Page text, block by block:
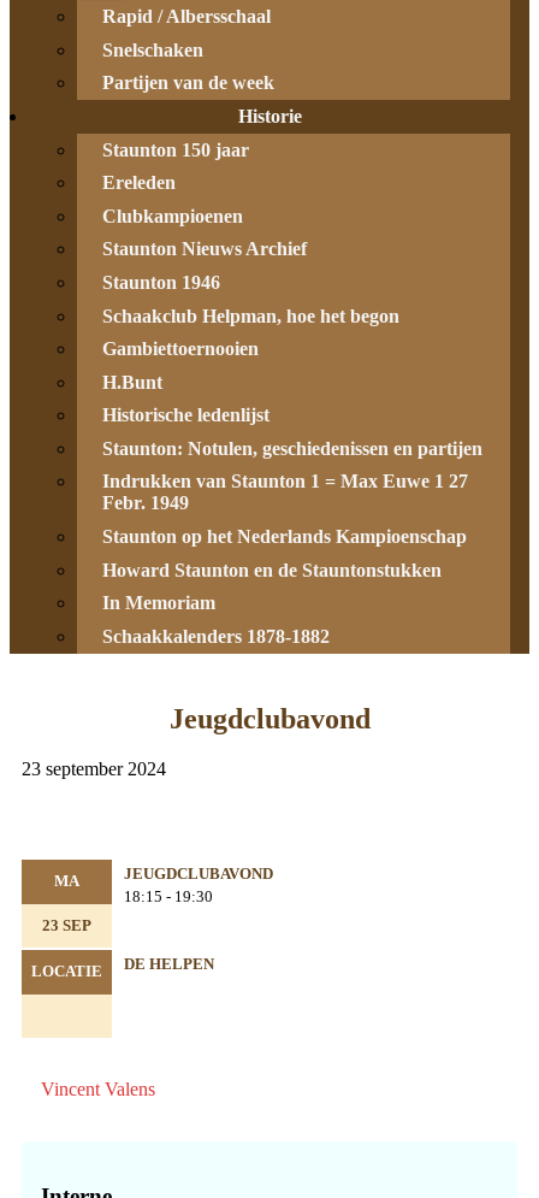
Rapid / Albersschaal
Snelschaken
Partijen van de week
Historie
Staunton 150 jaar
Ereleden
Clubkampioenen
Staunton Nieuws Archief
Staunton 1946
Schaakclub Helpman, hoe het begon
Gambiettoernooien
H.Bunt
Historische ledenlijst
Staunton: Notulen, geschiedenissen en partijen
Indrukken van Staunton 1 = Max Euwe 1 27
Febr. 1949
Staunton op het Nederlands Kampioenschap
Howard Staunton en de Stauntonstukken
In Memoriam
Schaakkalenders 1878-1882
Jeugdclubavond
23 september 2024
MA
23 SEP
JEUGDCLUBAVOND
18:15 - 19:30
LOCATIE DE HELPEN
Vincent Valens
Sidebar